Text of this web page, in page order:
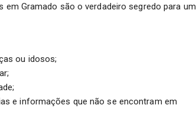
Gramado são o verdadeiro segredo para um
ou idosos;
e informações que não se encontram em